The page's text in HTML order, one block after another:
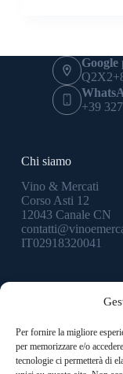
Per fornire la migliore
per memorizzare e/o
tecnologie ci permetterà di
Google
+39
Chi siamo
Vino & Mercati
Corso Asti 12
12043 Canale CN
IT02918320041
Paolo Calvi
Federico Calvi
Valentina